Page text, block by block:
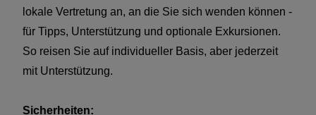
lokale Vertretung an, an die Sie sich wenden können -
für Tipps, Unterstützung und optionale Exkursionen.
So reisen Sie auf individueller Basis, aber jederzeit
mit Unterstützung.
Sicherheiten: